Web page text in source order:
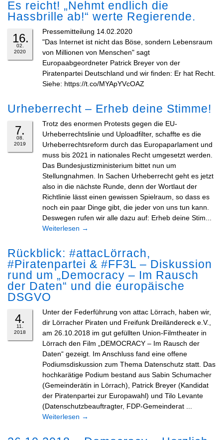
Es reicht! „Nehmt endlich die
Hassbrille ab!“ werte Regierende.
16.
02.
2020
Pressemitteilung 14.02.2020
"Das Internet ist nicht das Böse, sondern Lebensraum
von Millionen von Menschen" sagt
Europaabgeordneter Patrick Breyer von der
Piratenpartei Deutschland und wir finden: Er hat Recht.
Siehe: https://t.co/MYApYVcOAZ
Urheberrecht – Erheb deine Stimme!
7.
08.
2019
Trotz des enormen Protests gegen die EU-
Urheberrechtslinie und Uploadfilter, schaffte es die
Urheberrechtsreform durch das Europaparlament und
muss bis 2021 in nationales Recht umgesetzt werden.
Das Bundesjustizministerium bittet nun um
Stellungnahmen. In Sachen Urheberrecht geht es jetzt
also in die nächste Runde, denn der Wortlaut der
Richtlinie lässt einen gewissen Spielraum, so dass es
noch ein paar Dinge gibt, die jeder von uns tun kann.
Deswegen rufen wir alle dazu auf: Erheb deine Stim...
Weiterlesen →
Rückblick: #attacLörrach,
#Piratenpartei & #FF3L – Diskussion
rund um „Democracy – Im Rausch
der Daten“ und die europäische
DSGVO
4.
11.
2018
Unter der Federführung von attac Lörrach, haben wir,
dir Lörracher Piraten und Freifunk Dreiländereck e.V.,
am 26.10.2018 im gut gefüllten Union-Filmtheater in
Lörrach den Film „DEMOCRACY – Im Rausch der
Daten“ gezeigt. Im Anschluss fand eine offene
Podiumsdiskussion zum Thema Datenschutz statt. Das
hochkarätige Podium bestand aus Sabin Schumacher
(Gemeinderätin in Lörrach), Patrick Breyer (Kandidat
der Piratenpartei zur Europawahl) und Tilo Levante
(Datenschutzbeauftragter, FDP-Gemeinderat ...
Weiterlesen →